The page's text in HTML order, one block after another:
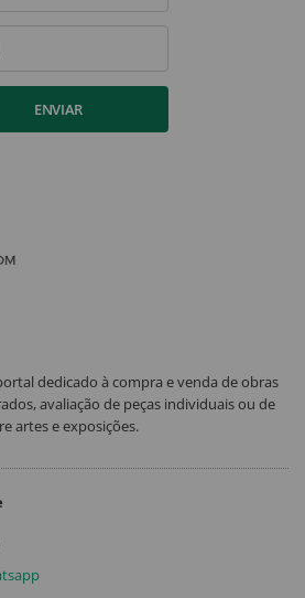
ENVIAR
dedicado à compra e venda de obras
avaliação de peças individuais ou de
artes e exposições.